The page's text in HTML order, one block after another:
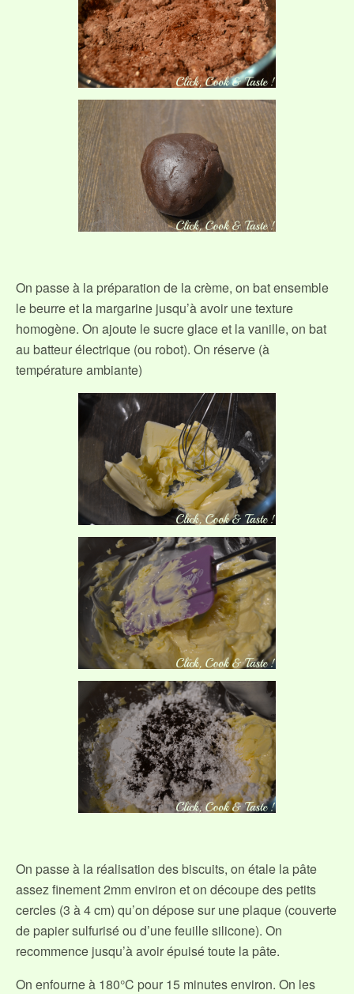
On passe à la préparation de la crème, on bat ensemble
le beurre et la margarine jusqu’à avoir une texture
homogène. On ajoute le sucre glace et la vanille, on bat
au batteur électrique (ou robot). On réserve (à
température ambiante)
On passe à la réalisation des biscuits, on étale la pâte
assez finement 2mm environ et on découpe des petits
cercles (3 à 4 cm) qu’on dépose sur une plaque (couverte
de papier sulfurisé ou d’une feuille silicone). On
recommence jusqu’à avoir épuisé toute la pâte.
On enfourne à 180°C pour 15 minutes environ. On les